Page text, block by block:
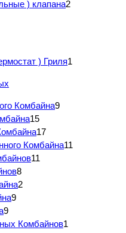
) клапана2
) Гриля1
Комбайна9
15
17
Комбайна11
11
8
2
9
9
Комбайнов1